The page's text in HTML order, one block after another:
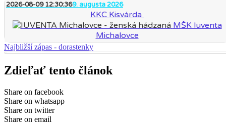
2026-08-09 12:30:369. augusta 2026
KKC Kisvárda
MŠK Iuventa
Michalovce
Najbližší zápas - dorastenky
Zdieľať tento článok
Share on facebook
Share on whatsapp
Share on twitter
Share on email